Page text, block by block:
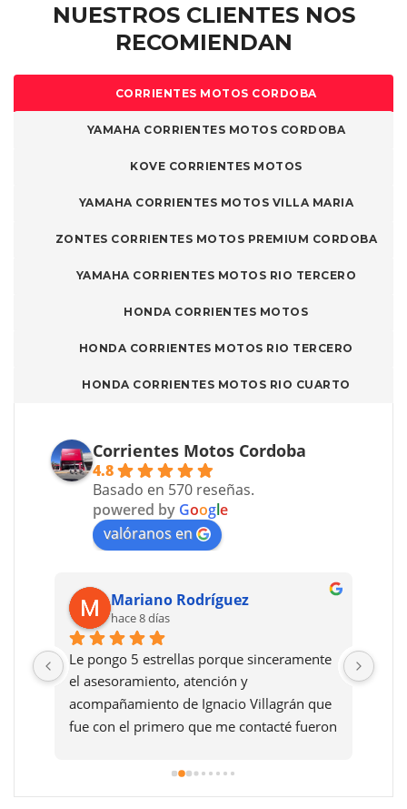
NUESTROS CLIENTES NOS
RECOMIENDAN
CORRIENTES MOTOS CORDOBA
YAMAHA CORRIENTES MOTOS CORDOBA
KOVE CORRIENTES MOTOS
YAMAHA CORRIENTES MOTOS VILLA MARIA
ZONTES CORRIENTES MOTOS PREMIUM CORDOBA
YAMAHA CORRIENTES MOTOS RIO TERCERO
HONDA CORRIENTES MOTOS
HONDA CORRIENTES MOTOS RIO TERCERO
HONDA CORRIENTES MOTOS RIO CUARTO
Corrientes Motos Cordoba
4.8
Basado en 570 reseñas.
powered by Google
valóranos en
Mariano Rodríguez
hace 8 días
Le pongo 5 estrellas porque sinceramente
el asesoramiento, atención y
acompañamiento de Ignacio Villagrán que
fue con el primero que me contacté fueron
sucursal de villa María muy buena y la
Moto una máquina mi sueño así que el